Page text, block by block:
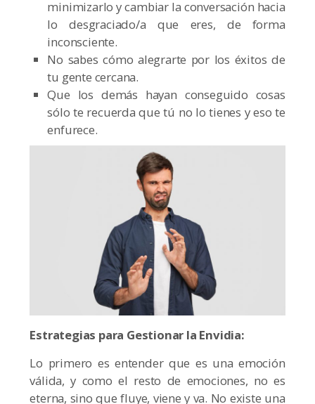
minimizarlo y cambiar la conversación hacia
lo desgraciado/a que eres, de forma
inconsciente.
No sabes cómo alegrarte por los éxitos de
tu gente cercana.
Que los demás hayan conseguido cosas
sólo te recuerda que tú no lo tienes y eso te
enfurece.
Estrategias para Gestionar la Envidia:
Lo primero es entender que es una emoción
válida, y como el resto de emociones, no es
eterna, sino que fluye, viene y va. No existe una